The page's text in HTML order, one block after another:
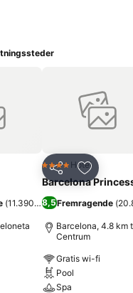
favoritter
(11.390 bedømmelser)
Del Føj til
4 StjernerHotel
Barcelona
8,5Fremragende (
Barcelona, 4.8 km
Centrum
Gratis wi-fi
Pool
Spa